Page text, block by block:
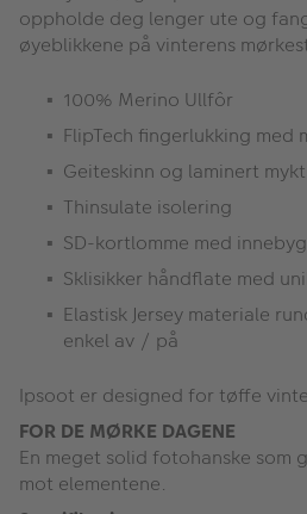
oppholde deg lenger ute og
øyeblikkene på vinterens
100% Merino Ullfôr
FlipTech fingerlukking med
Geiteskinn og laminert
Thinsulate isolering
SD-kortlomme med
Sklisikker håndflate med
Elastisk Jersey materiale
enkel av / på
Ipsoot er designed for tøffe
FOR DE MØRKE DAGENE
En meget solid fotohanske som
mot elementene.